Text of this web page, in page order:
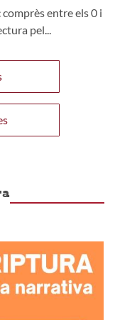
entre els 0 i
pel...